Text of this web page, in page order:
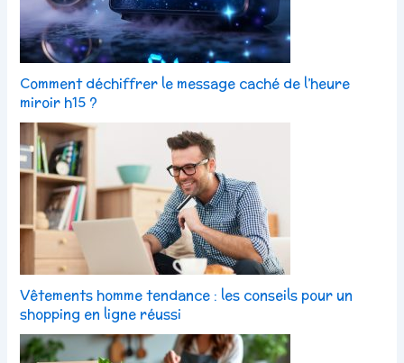
Comment déchiffrer le message caché de l’heure
miroir h15 ?
Vêtements homme tendance : les conseils pour un
shopping en ligne réussi